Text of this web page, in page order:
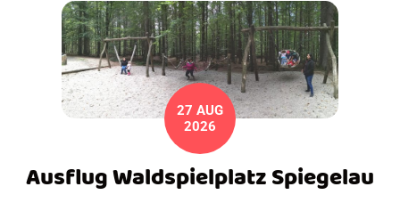
27 AUG
2026
Ausflug Waldspielplatz Spiegelau